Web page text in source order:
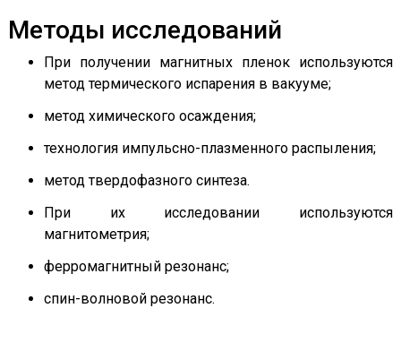
Методы исследований
При получении магнитных пленок используются
метод термического испарения в вакууме;
метод химического осаждения;
технология импульсно-плазменного распыления;
метод твердофазного синтеза.
При их исследовании используются
магнитометрия;
ферромагнитный резонанс;
спин-волновой резонанс.